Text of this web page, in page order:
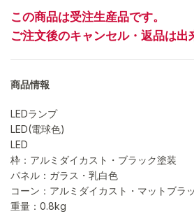
この商品は受注生産品です。
ご注文後のキャンセル・返品は出
商品情報
LEDランプ
LED(電球色)
LED
枠：アルミダイカスト・ブラック塗装
パネル：ガラス・乳白色
コーン：アルミダイカスト・マットブラ
重量：0.8kg